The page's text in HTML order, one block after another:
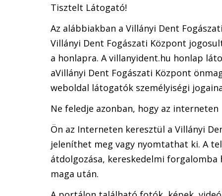
Tisztelt Látogató!
Az alábbiakban a Villányi Dent
Villányi Dent Fogászati Központ
a honlapra. A villanyident.hu honlap
aVillányi Dent Fogászati Központ
weboldal látogatók személyiségi
Ne feledje azonban, hogy az
Ön az Interneten keresztül a Villányi
jeleníthet meg vagy nyomtathat ki. A
átdolgozása, kereskedelmi
maga után.